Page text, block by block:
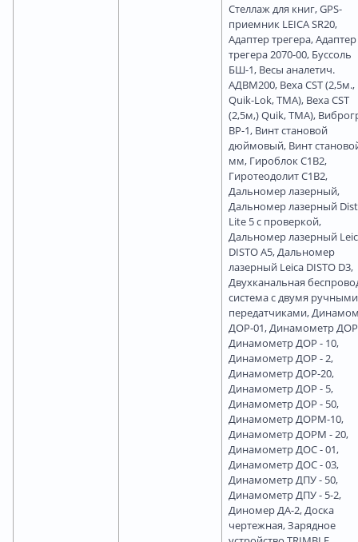
Cтеллаж для книг, GPS-
приемник LEICA SR20,
Адаптер трегера, Адаптер
трегера 2070-00, Буссоль
БШ-1, Весы аналетич.
АДВМ200, Веха CST (2,5м.,
Quik-Lok, TMA), Веха CST
(2,5м,) Quik, TMA),
ВР-1, Винт становой
дюймовый, Винт
мм, Гироблок С1В2,
Гиротеодолит С1В2,
Дальномер лазерный,
Дальномер лазерный
Lite 5 с проверкой,
Дальномер лазерный
DISTO A5, Дальномер
лазерный Leica DISTO D3,
Двухканальная
система с двумя ручными
передатчиками,
ДОР-01, Динамометр
Динамометр ДОР - 10,
Динамометр ДОР - 2,
Динамометр ДОР-20,
Динамометр ДОР - 5,
Динамометр ДОР - 50,
Динамометр ДОРМ-10,
Динамометр ДОРМ - 20,
Динамометр ДОС - 01,
Динамометр ДОС - 03,
Динамометр ДПУ - 50,
Динамометр ДПУ - 5-2,
Диномер ДА-2, Доска
чертежная, Зарядное